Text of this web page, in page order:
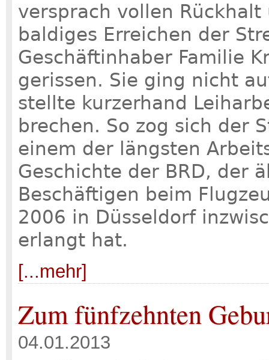
versprach vollen
baldiges Erreichen der
Geschäftinhaber Familie
gerissen. Sie ging nicht
stellte kurzerhand
brechen. So zog sich der
einem der längsten
Geschichte der BRD, der
Beschäftigen beim
2006 in Düsseldorf
erlangt hat.
[...mehr]
Zum fünfzehnten
04.01.2013